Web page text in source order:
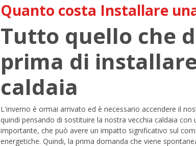
Quanto costa Installare
Tutto quello che
prima di
caldaia
L'inverno è ormai arrivato ed è necessario accendere il
quindi pensando di sostituire la nostra vecchia caldaia con
importante, che può avere un impatto significativo sul
energetiche. Quindi, la prima domanda che viene